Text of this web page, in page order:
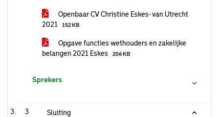
Openbaar CV Christine Eskes- van Utrecht
2021
152 KB
Opgave functies wethouders en zakelijke
belangen 2021 Eskes
206 KB
Sprekers
3 Sluiting